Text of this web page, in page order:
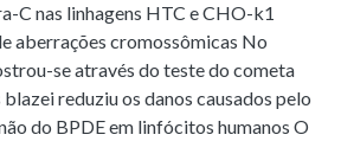
C nas linhagens HTC e CHO-k1
aberrações cromossômicas No
se através do teste do cometa
reduziu os danos causados pelo
do BPDE em linfócitos humanos O